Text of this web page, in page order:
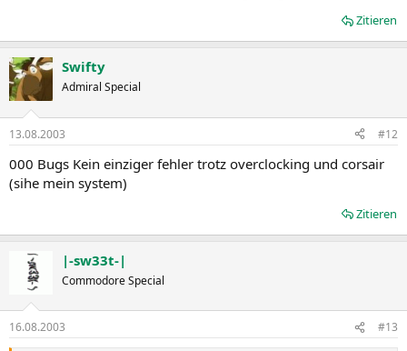
Zitieren
Swifty
Admiral Special
13.08.2003 #12
000 Bugs Kein einziger fehler trotz overclocking und corsair
(sihe mein system)
Zitieren
|-sw33t-|
Commodore Special
16.08.2003 #13